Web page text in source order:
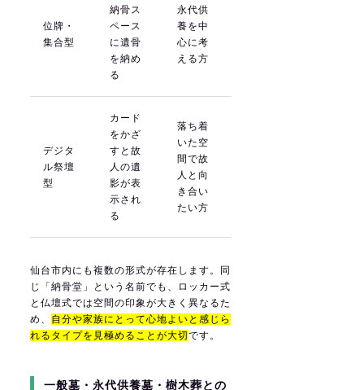
位牌・
集合型
納骨ス
ペース
に遺骨
を納め
る
永代供
養を中
心に考
える方
デジタ
ル祭壇
型
カード
をかざ
すと故
人の遺
影が表
示され
る
落ち着
いた空
間で故
人と向
き合い
たい方
仙台市内にも複数の形式が存在します。同
じ「納骨堂」という名前でも、ロッカー式
と仏壇式では空間の印象が大きく異なるた
め、 自分や家族にとって心地よいと感じら
れるタイプを見極めることが大切です。
一般墓・永代供養墓・樹木葬との